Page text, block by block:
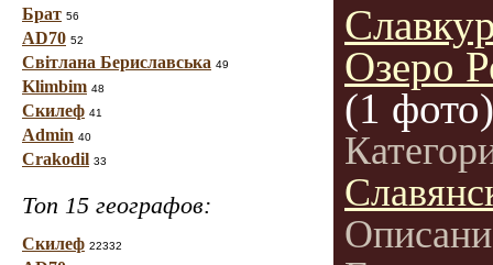
Брат 56
AD70 52
Світлана Бериславська 49
Klimbim 48
Скилеф 41
Admin 40
Crakodil 33
Топ 15 географов:
Скилеф 22332
Озеро
(1 фото)